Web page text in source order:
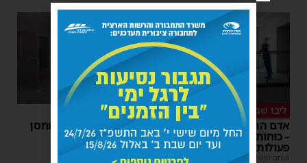
ליבו שב לפעום
אדם התמוטט בביתו באשדוד
– כוחות ההצלה ביצעו בו
פעולות החייאה
מנחם דויטש 17:35
במהלך העבודה
אישה נפלה מסולם במחסן
באשדוד
משה קאהן |
17:31